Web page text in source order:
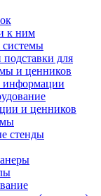
к ним
для
и ценников
информации
и ценников
стенды